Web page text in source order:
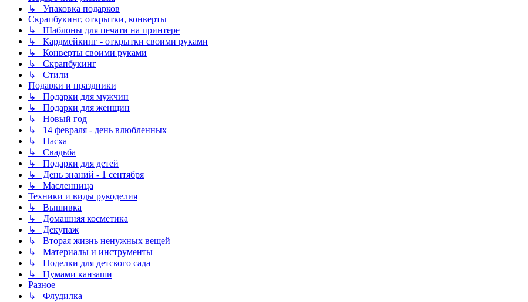
↳ Упаковка подарков
Скрапбукинг, открытки, конверты
↳ Шаблоны для печати на принтере
↳ Кардмейкинг - открытки своими руками
↳ Конверты своими руками
↳ Скрапбукинг
↳ Стили
Подарки и праздники
↳ Подарки для мужчин
↳ Подарки для женщин
↳ Новый год
↳ 14 февраля - день влюбленных
↳ Пасха
↳ Свадьба
↳ Подарки для детей
↳ День знаний - 1 сентября
↳ Масленница
Техники и виды рукоделия
↳ Вышивка
↳ Домашняя косметика
↳ Декупаж
↳ Вторая жизнь ненужных вещей
↳ Материалы и инструменты
↳ Поделки для детского сада
↳ Цумами канзаши
Разное
↳ Флудилка